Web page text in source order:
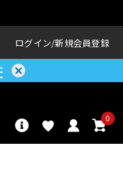
ログイン 新規会員登録
0